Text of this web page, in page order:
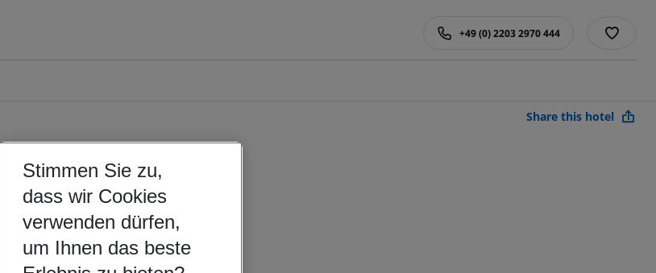
+49 (0) 2203 2970 444
Share this hotel
Stimmen Sie zu,
dass wir Cookies
verwenden dürfen,
um Ihnen das beste